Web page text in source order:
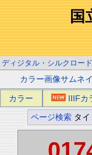
国
ディジタル・シルクロード
カラー画像サムネ
カラー IIIFカ
ページ検索 タ